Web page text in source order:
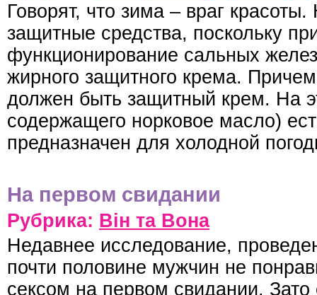
Говорят, что зима – враг
защитные средства, поскольку
функционирование сальных
жирного защитного крема.
должен быть защитный крем. На
содержащего норковое масло)
предназначен для холодной
На первом свидании
Рубрика: Він та Вона
Недавнее исследование,
почти половине мужчин не
сексом на первом свидании.